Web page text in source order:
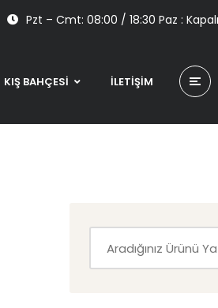
Pzt – Cmt: 08:00 / 18:30 Paz : Kapalı
KIŞ BAHÇESİ İLETİŞİM